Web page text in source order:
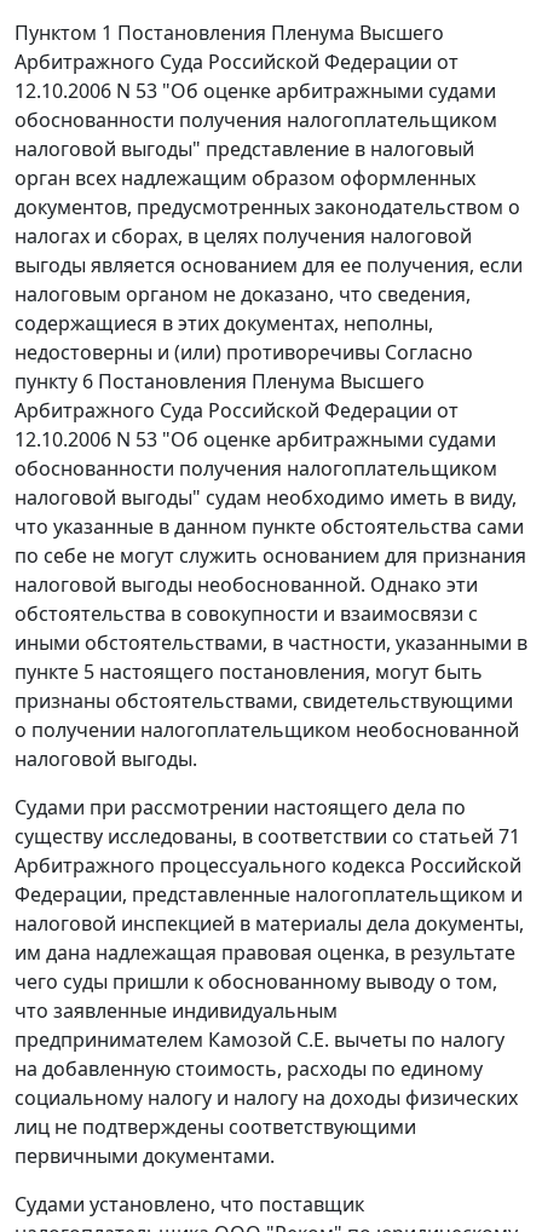
Пунктом 1 Постановления Пленума Высшего
Арбитражного Суда Российской Федерации от
12.10.2006 N 53 "Об оценке арбитражными судами
обоснованности получения налогоплательщиком
налоговой выгоды" представление в налоговый
орган всех надлежащим образом оформленных
документов, предусмотренных законодательством о
налогах и сборах, в целях получения налоговой
выгоды является основанием для ее получения, если
налоговым органом не доказано, что сведения,
содержащиеся в этих документах, неполны,
недостоверны и (или) противоречивы Согласно
пункту 6 Постановления Пленума Высшего
Арбитражного Суда Российской Федерации от
12.10.2006 N 53 "Об оценке арбитражными судами
обоснованности получения налогоплательщиком
налоговой выгоды" судам необходимо иметь в виду,
что указанные в данном пункте обстоятельства сами
по себе не могут служить основанием для признания
налоговой выгоды необоснованной. Однако эти
обстоятельства в совокупности и взаимосвязи с
иными обстоятельствами, в частности, указанными в
пункте 5 настоящего постановления, могут быть
признаны обстоятельствами, свидетельствующими
о получении налогоплательщиком необоснованной
налоговой выгоды.
Судами при рассмотрении настоящего дела по
существу исследованы, в соответствии со статьей 71
Арбитражного процессуального кодекса Российской
Федерации, представленные налогоплательщиком и
налоговой инспекцией в материалы дела документы,
им дана надлежащая правовая оценка, в результате
чего суды пришли к обоснованному выводу о том,
что заявленные индивидуальным
предпринимателем Камозой С.Е. вычеты по налогу
на добавленную стоимость, расходы по единому
социальному налогу и налогу на доходы физических
лиц не подтверждены соответствующими
первичными документами.
Судами установлено, что поставщик